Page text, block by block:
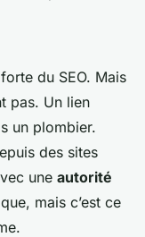
du SEO. Mais
pas. Un lien
un plombier.
des sites
une autorité
mais c’est ce